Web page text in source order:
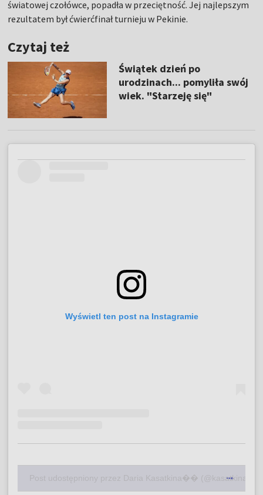
światowej czołówce, popadła w przeciętność. Jej najlepszym
rezultatem był ćwierćfinał turnieju w Pekinie.
Czytaj też
Świątek dzień po
urodzinach... pomyliła swój
wiek. "Starzeję się"
Wyświetl ten post na Instagramie
Post udostępniony przez Daria Kasatkina�� (@kasatkina)